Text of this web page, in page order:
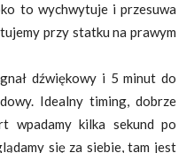
to wychwytuje i przesuwa
przy statku na prawym
dźwiękowy i 5 minut do
Idealny timing, dobrze
wpadamy kilka sekund po
się za siebie, tam jest